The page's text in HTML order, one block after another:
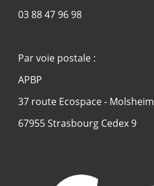
03 88 47 96 98
Par voie postale :
APBP
37 route Ecospace - Molsheim
67955 Strasbourg Cedex 9